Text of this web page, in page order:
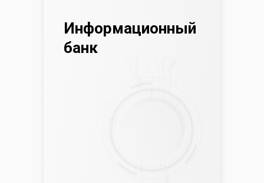
Информационный
банк